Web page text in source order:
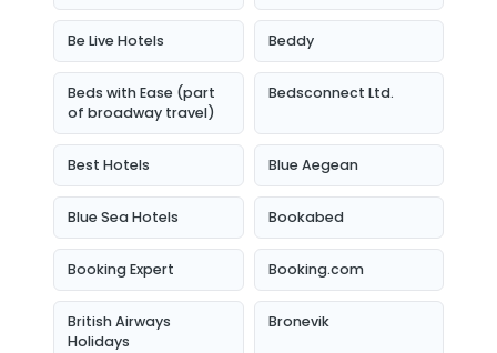
Be Live Hotels Beddy
Beds with Ease (part
of broadway travel)
Bedsconnect Ltd.
Best Hotels Blue Aegean
Blue Sea Hotels Bookabed
Booking Expert Booking.com
British Airways
Holidays
Bronevik